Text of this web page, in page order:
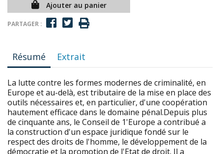
Ajouter au panier
PARTAGER :
Résumé Extrait
La lutte contre les formes modernes de criminalité, en
Europe et au-delà, est tributaire de la mise en place des
outils nécessaires et, en particulier, d'une coopération
hautement efficace dans le domaine pénal.Depuis plus
de cinquante ans, le Conseil de 1'Europe a contribué a
la construction d'un espace juridique fondé sur le
respect des droits de l'homme, le développement de la
démocratie et la promotion de l'Etat de droit. Il a